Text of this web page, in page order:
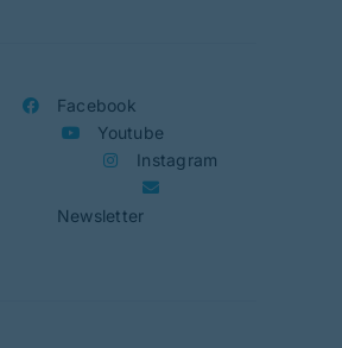
Facebook
Youtube
Instagram
Newsletter